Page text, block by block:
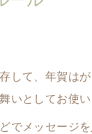
して、年賀は
いとしてお使い
でメッセージ